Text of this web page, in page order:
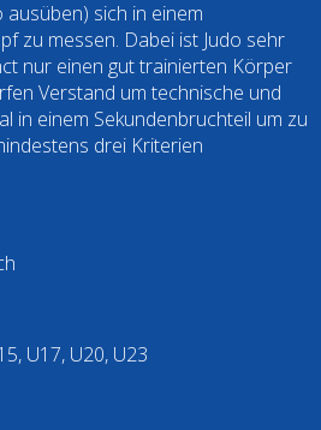
ausüben) sich in einem
zu messen. Dabei ist Judo sehr
nur einen gut trainierten Körper
Verstand um technische und
in einem Sekundenbruchteil um zu
drei Kriterien
U17, U20, U23